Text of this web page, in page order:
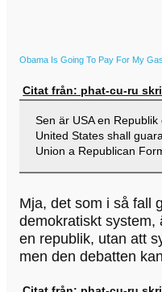
Obama Is Going To Pay For My
Citat från: phat-cu-ru
Sen är USA en
United States shall
Union a Republican
Mja, det som i så fall
demokratiskt system,
en republik, utan att
men den debatten